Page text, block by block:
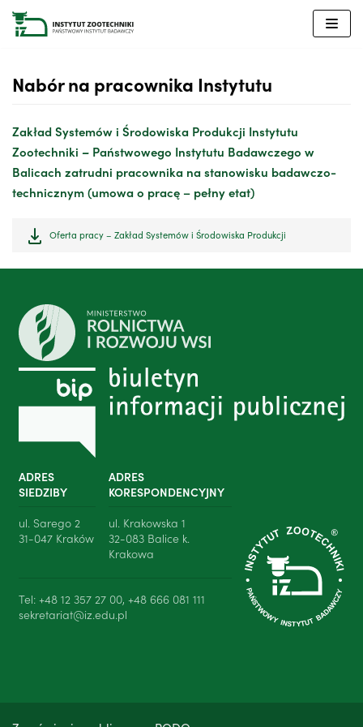
Przejdź
do
Nabór na pracownika Instytutu
Zakład Systemów i Środowiska Produkcji Instytutu
Zootechniki – Państwowego Instytutu Badawczego w
Balicach zatrudni pracownika na stanowisku badawczo-
technicznym (umowa o pracę – pełny etat)
Oferta pracy – Zakład Systemów i Środowiska Produkcji
ADRES
SIEDZIBY
ul. Sarego 2
31-047 Kraków
ADRES
KORESPONDENCYJNY
ul. Krakowska 1
32-083 Balice k.
Krakowa
Tel: +48 12 357 27 00, +48 666 081 111
sekretariat@iz.edu.pl